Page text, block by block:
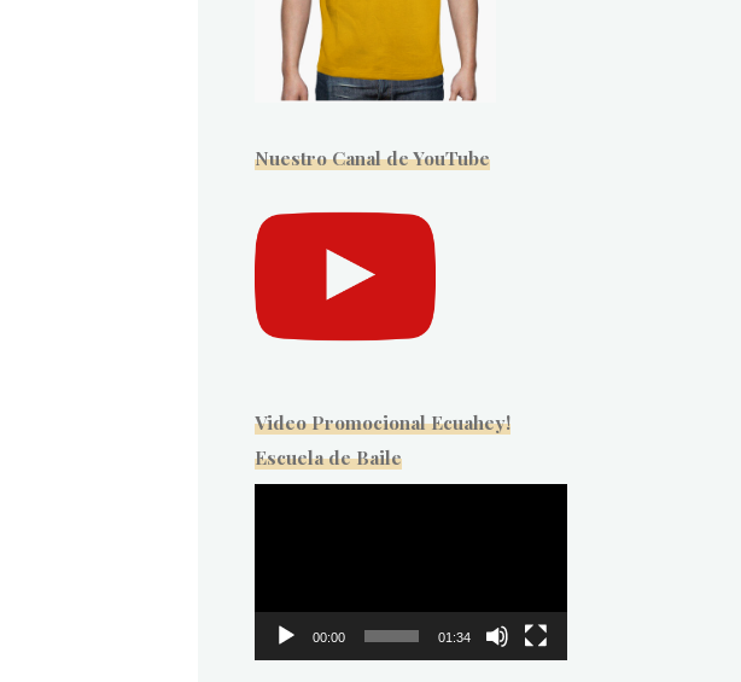
Nuestro Canal de YouTube
Video Promocional Ecuahey!
Escuela de Baile
00:00 01:34